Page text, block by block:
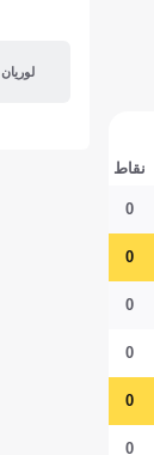
نقاط
0
0
0
0
0
0
لوريان